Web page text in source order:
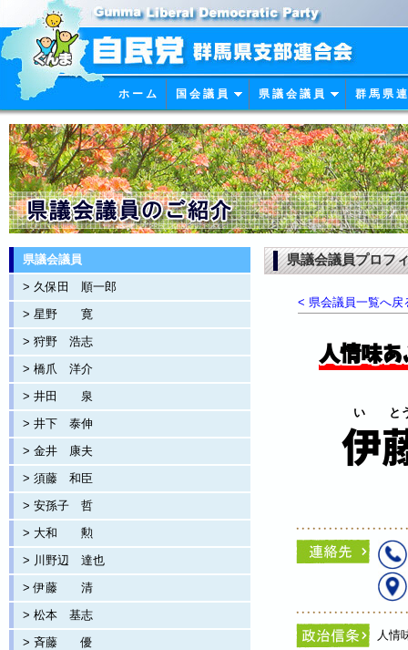
ホ ー ム 国 会 議 員 県 議 会 議 員 群 馬 県 連
県議会議員
> 久保田 順一郎
> 星野 寛
> 狩野 浩志
> 橋爪 洋介
> 井田 泉
> 井下 泰伸
> 金井 康夫
> 須藤 和臣
> 安孫子 哲
> 大和 勲
> 川野辺 達也
> 伊藤 清
> 松本 基志
> 斉藤 優
県議会議員プロフ
< 県会議員一覧へ戻
人情味あ
伊
い と
人情